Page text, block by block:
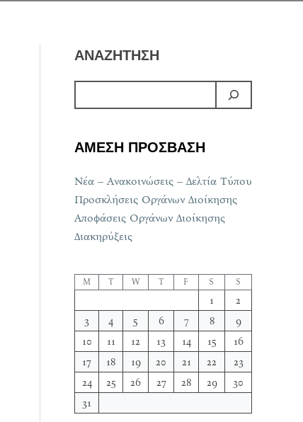
ΑΝΑΖΗΤΗΣΗ
ΑΜΕΣΗ ΠΡΟΣΒΑΣΗ
Νέα – Ανακοινώσεις – Δελτία Τύπου
Προσκλήσεις Οργάνων Διοίκησης
Αποφάσεις Οργάνων Διοίκησης
Διακηρύξεις
M T W T F S S
1
2
3
4 5 6 7 8
9
10
11 12 13 14 15
16
17
18 19 20 21 22
23
24
25 26 27 28 29
30
31